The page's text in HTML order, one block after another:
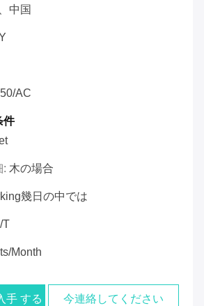
中国
AC
件
: 木の場合
幾日の中では
T
month
手 する 今連絡してください